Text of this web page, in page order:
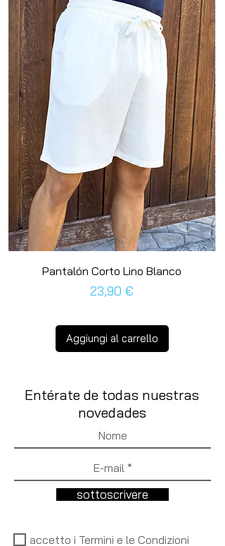
Pantalón Corto Lino Blanco
Prezzo
23,90 €
Aggiungi al carrello
Entérate de todas nuestras
novedades
sottoscrivere
accetto i Termini e le Condizioni